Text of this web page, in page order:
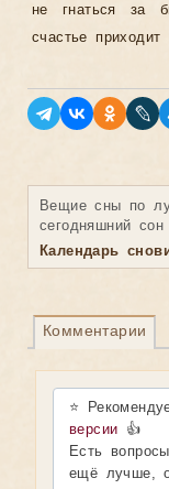
не гнаться за
счастье
Вещие сны по
сегодняшний
Календарь
Комментарии
⭐
версии 👍
Есть
ещё лучше,